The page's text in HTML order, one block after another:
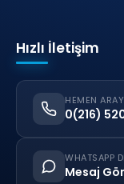
Hızlı İletişim
HEMEN
0(216)
WHATSAPP
Mesaj